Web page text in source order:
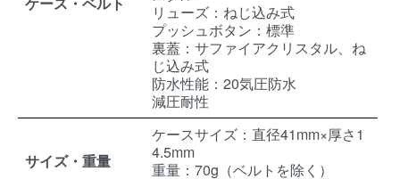
リューズ：ねじ込み式
プッシュボタン：標準
裏蓋：サファイアクリスタル、ね
じ込み式
防水性能：20気圧防水
減圧耐性
サイズ・重量
ケースサイズ：直径41mm×厚さ1
4.5mm
重量：70g（ベルトを除く）